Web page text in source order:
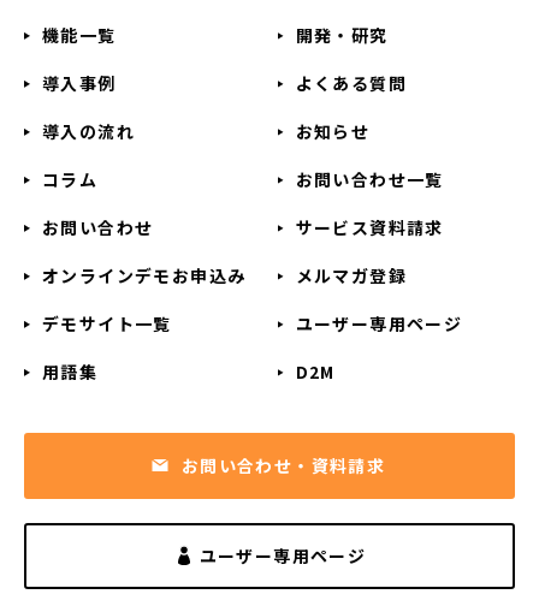
機能一覧
開発・研究
導入事例
よくある質問
導入の流れ
お知らせ
コラム
お問い合わせ一覧
お問い合わせ
サービス資料請求
オンラインデモお申込み
メルマガ登録
デモサイト一覧
ユーザー専用ページ
用語集
D2M
お問い合わせ・資料請求
ユーザー専用ページ